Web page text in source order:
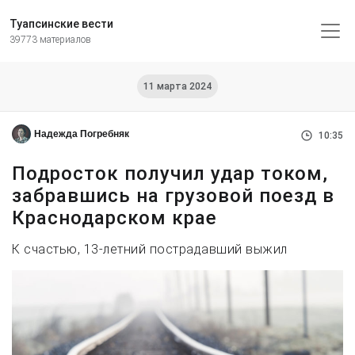
Туапсинские вести
39773 материалов
11 марта 2024
Надежда Погребняк 10:35
Подросток получил удар током,
забравшись на грузовой поезд в
Краснодарском крае
К счастью, 13-летний пострадавший выжил